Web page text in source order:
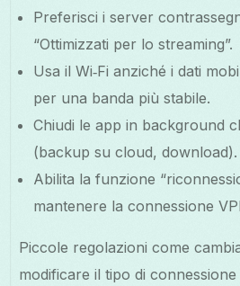
Preferisci i server
“Ottimizzati per lo streaming”.
Usa il Wi‑Fi anziché i dati
per una banda più stabile.
Chiudi le app in background
(backup su cloud, download).
Abilita la funzione
mantenere la connessione
Piccole regolazioni come
modificare il tipo di